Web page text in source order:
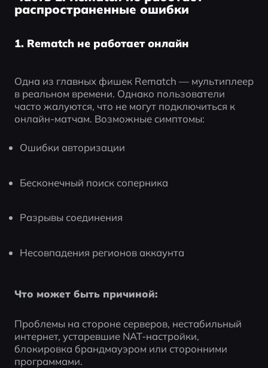
распространенные ошибки
1. Rematch не работает онлайн
Одна из главных фишек Rematch — мультиплеер
в реальном времени. Однако пользователи
часто жалуются, что не могут подключиться к
онлайн-матчам. Возможные симптомы:
Ошибки авторизации
Бесконечный поиск соперника
Разрывы соединения
Несовпадения регионов аккаунта
Что может быть причиной:
Проблемы на стороне серверов, нестабильный
интернет, устаревшие NAT-настройки,
блокировка брандмауэром или сторонними
программами.